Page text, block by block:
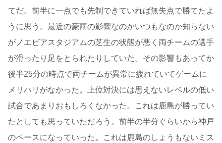
てだ。前半に一点でも先制できていれば無失点で勝てたよ
うに思う。最近の豪雨の影響なのかいつもなのか知らない
がノエビアスタジアムの芝生の状態が悪く両チームの選手
が滑ったり足をとられたりしていた。その影響もあってか
後半25分の時点で両チームが異常に疲れていてゲームに
メリハリがなかった。上位対決には思えないレベルの低い
試合であまりおもしろくなかった。これは鹿島が勝ってい
たとしても思っていただろう。前半の半分ぐらいから神戸
のペースになっていった。これは鹿島のしょうもないミス